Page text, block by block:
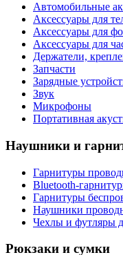
Автомобильные
Аксессуары для
Аксессуары для
Аксессуары для
Держатели,
Запчасти
Зарядные
Звук
Микрофоны
Портативная
Наушники и
Гарнитуры
Bluetooth-
Гарнитуры
Наушники
Чехлы и футляры
Рюкзаки и сумки